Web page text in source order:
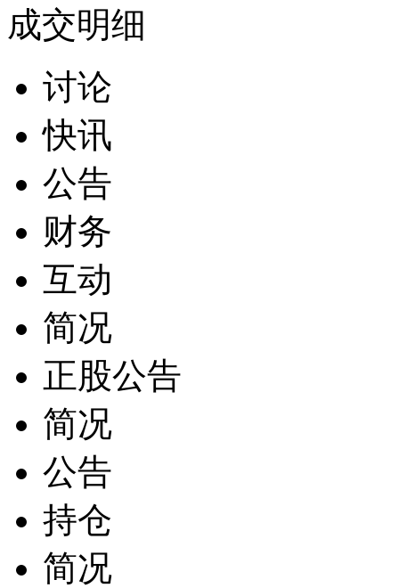
成交明细
讨论
快讯
公告
财务
互动
简况
正股公告
简况
公告
持仓
简况